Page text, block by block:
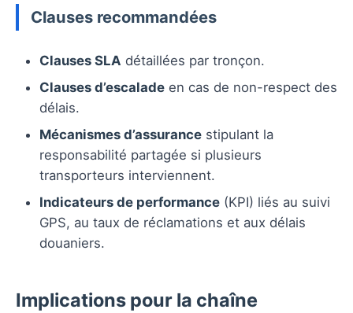
Clauses recommandées
Clauses SLA détaillées par tronçon.
Clauses d’escalade en cas de non-respect des
délais.
Mécanismes d’assurance stipulant la
responsabilité partagée si plusieurs
transporteurs interviennent.
Indicateurs de performance (KPI) liés au suivi
GPS, au taux de réclamations et aux délais
douaniers.
Implications pour la chaîne